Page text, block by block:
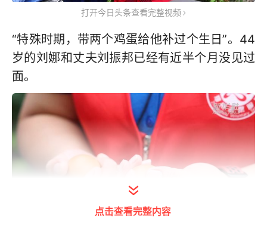
打开今日头条查看完整视频
“特殊时期，带两个鸡蛋给他补过个生日”。44
岁的刘娜和丈夫刘振邦已经有近半个月没见过
面。
点击查看完整内容